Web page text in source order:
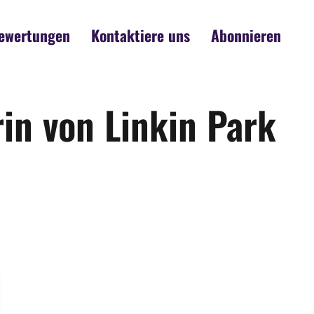
Kontaktiere uns Abonnieren
von Linkin Park